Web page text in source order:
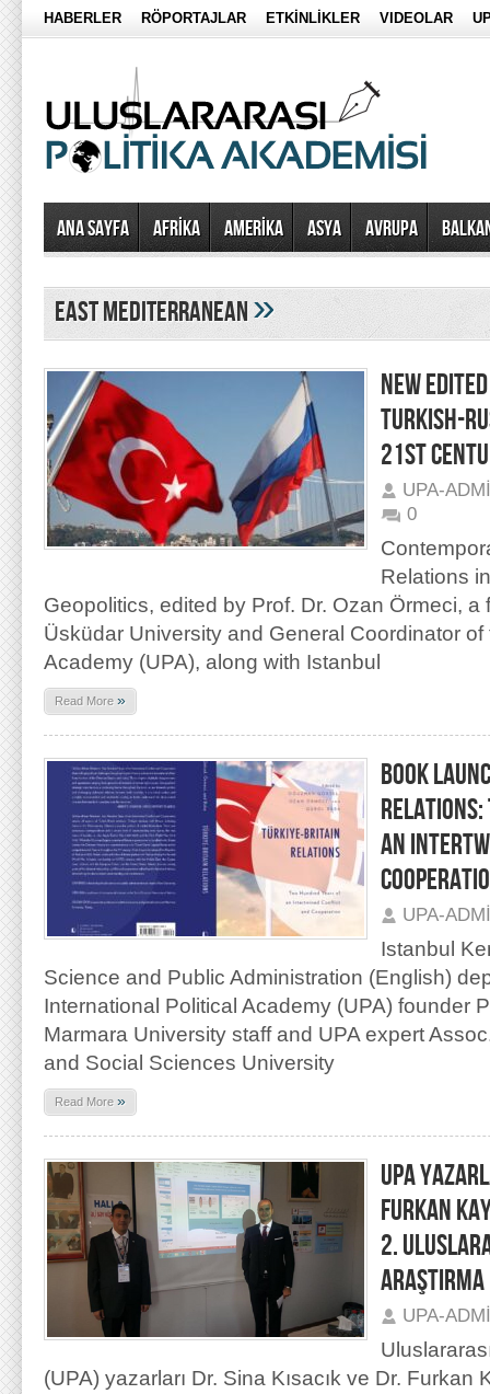
HABERLER RÖPORTAJLAR ETKİNLİKLER VIDEOLAR
Ana Sayfa AFRİKA AMERİKA ASYA AVRUPA
east mediterranean»
NEW
TURKISH-
21ST
UPA-
0
Relations
Geopolitics, edited by Prof. Dr. Ozan Örmeci, a
Üsküdar University and General Coordinator
Academy (UPA), along with Istanbul
Read More »
BOOK
AN
UPA-
Istanbul
Science and Public Administration (English)
International Political Academy (UPA) founder
Marmara University staff and UPA expert
and Social Sciences University
Read More »
UPA
FURKAN
2.
ARAŞTIRMA
UPA-
(UPA) yazarları Dr. Sina Kısacık ve Dr. Furkan